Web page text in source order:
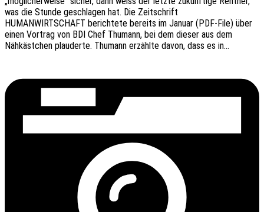
was die Stunde geschla­gen hat. Die Zeit­schrift
HUMANWIRTSCHAFT berich­te­te bereits im Januar (PDF-File) über
einen Vortrag von BDI Chef Thumann, bei dem dieser aus dem
Nähkäst­chen plau­der­te. Thumann erzähl­te davon, dass es in…